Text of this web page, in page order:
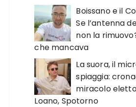
Boissano e il
Se l’antenna
non la
che mancava
La suora, il
spiaggia:
miracolo
Loano, Spotorno